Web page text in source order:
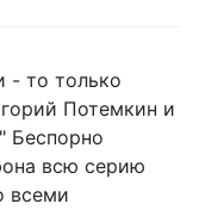
- то только
Потемкин и
Беспорно
всю серию
всеми